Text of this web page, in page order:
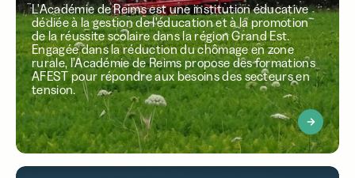
L'Académie de Reims est une institution éducative
dédiée à la gestion de l'éducation et à la promotion
de la réussite scolaire dans la région Grand Est.
Engagée dans la réduction du chômage en zone
rurale, l’Académie de Reims propose des formations
AFEST pour répondre aux besoins des secteurs en
tension.